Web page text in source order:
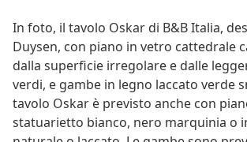
In foto, il tavolo Oskar di B&B Italia,
Duysen, con piano in vetro cattedrale
dalla superficie irregolare e dalle
verdi, e gambe in legno laccato verde
tavolo Oskar è previsto anche con
statuarietto bianco, nero marquinia o